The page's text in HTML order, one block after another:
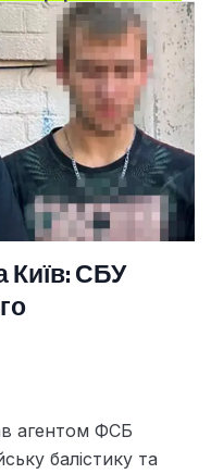
Київ: СБУ
агентом ФСБ
балістику та